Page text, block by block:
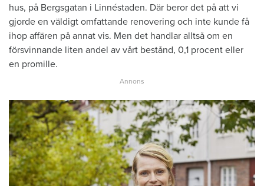
hus, på Bergsgatan i Linnéstaden. Där beror det på att vi
gjorde en väldigt omfattande renovering och inte kunde få
ihop affären på annat vis. Men det handlar alltså om en
försvinnande liten andel av vårt bestånd, 0,1 procent eller
en promille.